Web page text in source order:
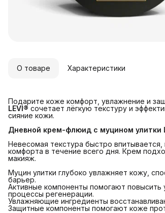
О товаре Характеристики
Подарите коже комфорт, увлажнение и
LEVI® сочетает лёгкую текстуру и
сияние кожи.
Дневной крем-флюид с муцином улитки
Невесомая текстура быстро
комфорта в течение всего дня. Крем
макияж.
Муцин улитки глубоко увлажняет кожу,
барьер.
Активные компоненты помогают
процессы регенерации.
Увлажняющие ингредиенты
Защитные компоненты помогают коже